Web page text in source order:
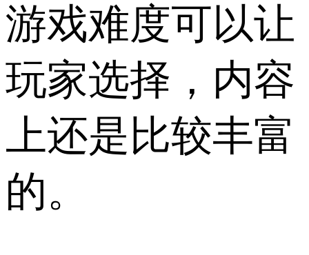
游戏难度可以让
玩家选择，内容
上还是比较丰富
的。